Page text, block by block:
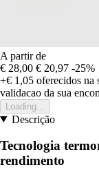
A partir de
€ 28,00 € 20,97 -25%
+€ 1,05 oferecidos na
validacao da sua
Loading...
Descrição
Tecnologia
rendimento